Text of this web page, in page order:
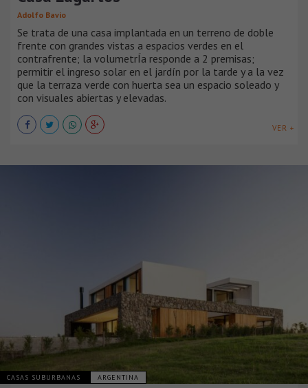
Adolfo Bavio
Se trata de una casa implantada en un terreno de doble
frente con grandes vistas a espacios verdes en el
contrafrente; la volumetrÍa responde a 2 premisas;
permitir el ingreso solar en el jardín por la tarde y a la vez
que la terraza verde con huerta sea un espacio soleado y
con visuales abiertas y elevadas.
VER +
CASAS SUBURBANAS ARGENTINA